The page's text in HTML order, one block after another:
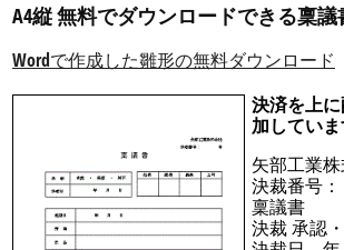
A4縦 無料でダウンロードできる稟議
Wordで作成した雛形の無料ダウンロード
決済を上
加していま
矢部工業
決裁番号
稟議書
決裁 承認